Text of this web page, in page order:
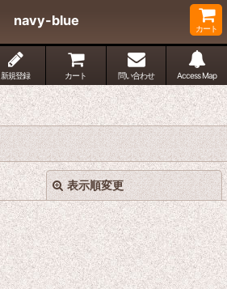
navy-blue
カート
新規登録 カート 問い合わせ Access Map
表示順変更 閉じる